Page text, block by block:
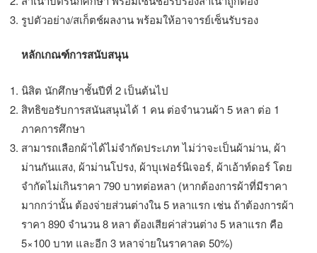
รูปตัวอย่าง/สเก็ตช์ผลงาน พร้อมให้อาจารย์เซ็นรับรอง
หลักเกณฑ์การสนับสนุน
นิสิต นักศึกษาชั้นปีที่ 2 เป็นต้นไป
สิทธิขอรับการสนันสนุนได้ 1 คน ต่อจำนวนผ้า 5 หลา ต่อ 1
ภาคการศึกษา
สามารถเลือกผ้าได้ไม่จำกัดประเภท ไม่ว่าจะเป็นผ้าม่าน, ผ้า
ม่านกันแสง, ผ้าม่านโปรง, ผ้าบุเฟอร์นิเจอร์, ผ้าเอ้าท์ดอร์ โดย
จำกัดไม่เกินราคา 790 บาทต่อหลา (หากต้องการผ้าที่มีราคา
มากกว่านั้น ต้องจ่ายส่วนต่างใน 5 หลาแรก เช่น ถ้าต้องการผ้า
ราคา 890 จำนวน 8 หลา ต้องเสียค่าส่วนต่าง 5 หลาแรก คือ
5×100 บาท และอีก 3 หลาจ่ายในราคาลด 50%)